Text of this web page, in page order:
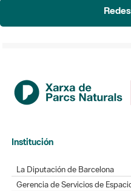
Institución
La Diputación de Barcelona
Gerencia de Servicios de